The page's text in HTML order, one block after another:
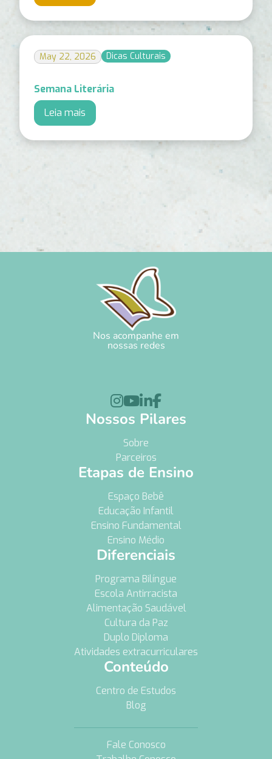
May 22, 2026 Dicas Culturais
Semana Literária
Leia mais
Nos acompanhe em
nossas redes

Nossos Pilares
Sobre
Parceiros
Etapas de Ensino
Espaço Bebê
Educação Infantil
Ensino Fundamental
Ensino Médio
Diferenciais
Programa Bilíngue
Escola Antirracista
Alimentação Saudável
Cultura da Paz
Duplo Diploma
Atividades extracurriculares
Conteúdo
Centro de Estudos
Blog
Fale Conosco